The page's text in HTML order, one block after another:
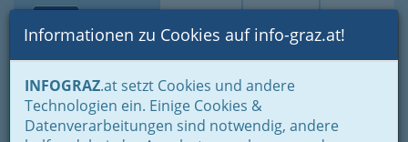
Suche Login Toggle
Informationen zu Cookies auf info-graz.at!
INFOGRAZ.at setzt Cookies und andere
Technologien ein. Einige Cookies &
Datenverarbeitungen sind notwendig, andere
Home Branchen
Tourismus & Freizeitwirtschaft
Kultur- und Vergnügungsbetriebe
Schausteller
Renate Vitkovic